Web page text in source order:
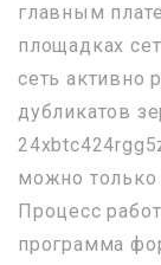
главным
площадках
сеть активно
дубликатов
можно только
Процесс
программа